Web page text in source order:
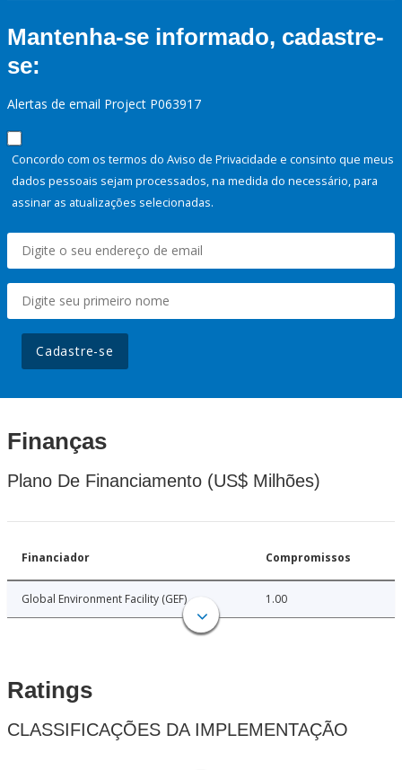
Mantenha-se informado, cadastre-
se:
Alertas de email Project P063917
Concordo com os termos do Aviso de Privacidade e consinto que meus
dados pessoais sejam processados, na medida do necessário, para
assinar as atualizações selecionadas.
Cadastre-se
Finanças
Plano De Financiamento (US$ Milhões)
Financiador Compromissos
Global Environment Facility (GEF) 1.00
Ratings
CLASSIFICAÇÕES DA IMPLEMENTAÇÃO